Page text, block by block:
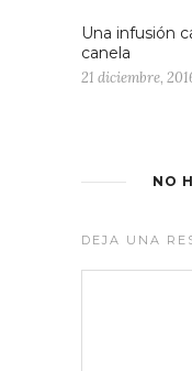
Una infusión
canela
21 diciembre,
NO
DEJA UNA